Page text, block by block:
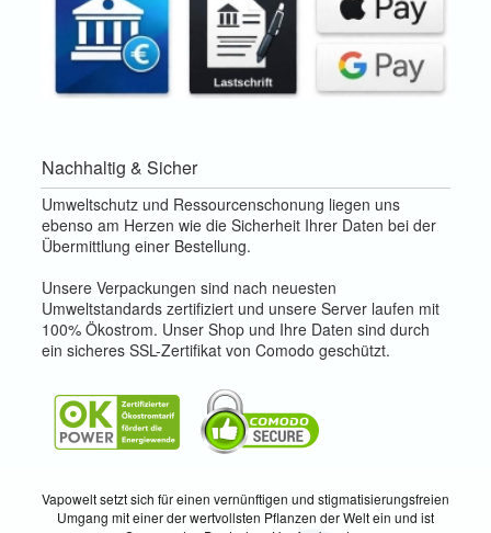
Nachhaltig & Sicher
Umweltschutz und Ressourcenschonung liegen uns
ebenso am Herzen wie die Sicherheit Ihrer Daten bei der
Übermittlung einer Bestellung.
Unsere Verpackungen sind nach neuesten
Umweltstandards zertifiziert und unsere Server laufen mit
100% Ökostrom. Unser Shop und Ihre Daten sind durch
ein sicheres SSL-Zertifikat von Comodo geschützt.
Vapowelt setzt sich für einen vernünftigen und stigmatisierungsfreien
Umgang mit einer der wertvollsten Pflanzen der Welt ein und ist